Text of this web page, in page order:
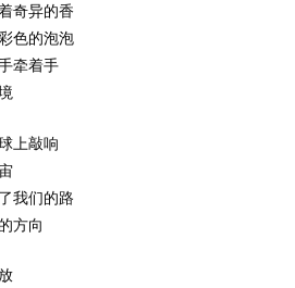
奇异的香
色的泡泡
牵着手
上敲响
我们的路
方向